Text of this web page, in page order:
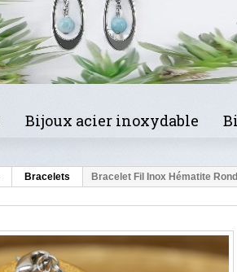
Bijoux acier inoxydable
Bracelets Bracelet Fil Inox Hématite